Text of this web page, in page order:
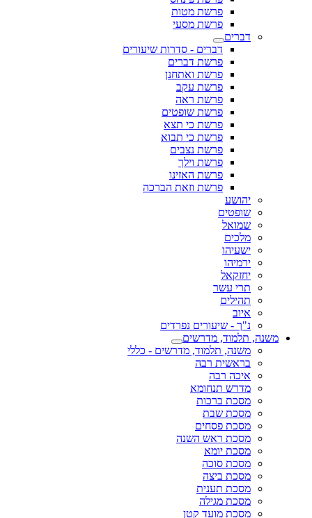
פרשת מטות
פרשת מסעי
דברים
דברים - סדרות שיעורים
פרשת דברים
פרשת ואתחנן
פרשת עקב
פרשת ראה
פרשת שופטים
פרשת כי תצא
פרשת כי תבוא
פרשת נצבים
פרשת וילך
פרשת האזינו
פרשת וזאת הברכה
יהושע
שופטים
שמואל
מלכים
ישעיהו
ירמיהו
יחזקאל
תרי עשר
תהילים
איוב
נ"ך - שיעורים נפרדים
משנה, תלמוד, מדרשים
משנה, תלמוד, מדרשים - כללי
בראשית רבה
איכה רבה
מדרש תנחומא
מסכת ברכות
מסכת שבת
מסכת פסחים
מסכת ראש השנה
מסכת יומא
מסכת סוכה
מסכת ביצה
מסכת תענית
מסכת מגילה
מסכת מועד קטן